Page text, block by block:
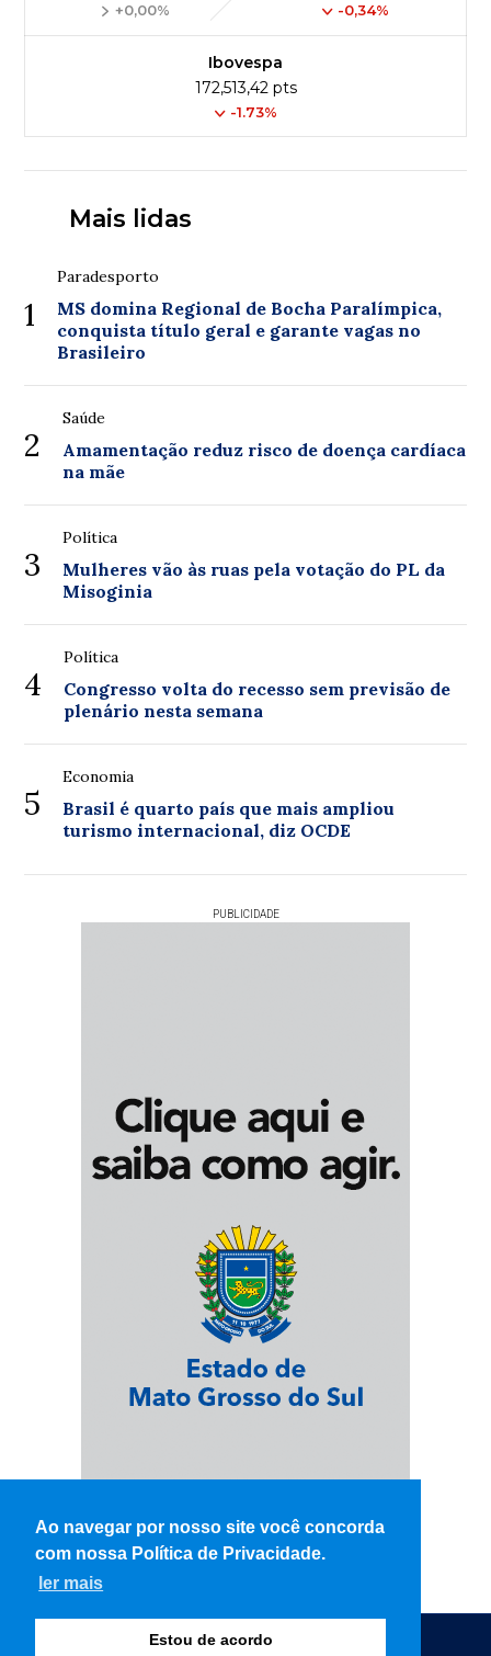
Ao navegar por nosso site você concorda
com nossa Política de Privacidade.
ler mais
Estou de acordo
+0,00% -0,34%
Ibovespa
172,513,42 pts
-1.73%
Mais lidas
1
Paradesporto
MS domina Regional de Bocha Paralímpica,
conquista título geral e garante vagas no
Brasileiro
2
Saúde
Amamentação reduz risco de doença cardíaca
na mãe
3
Política
Mulheres vão às ruas pela votação do PL da
Misoginia
4
Política
Congresso volta do recesso sem previsão de
plenário nesta semana
5
Economia
Brasil é quarto país que mais ampliou
turismo internacional, diz OCDE
PUBLICIDADE